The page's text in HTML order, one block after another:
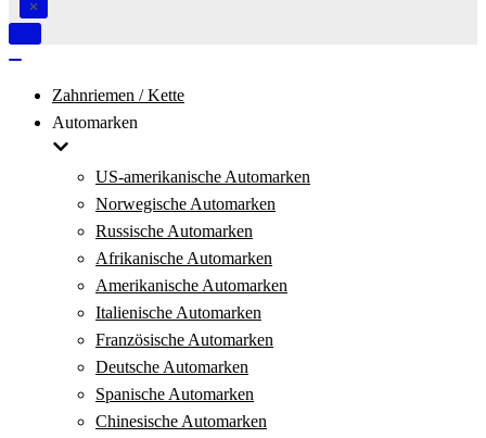
Navigation
Zahnriemen / Kette
Automarken
US-amerikanische Automarken
Norwegische Automarken
Russische Automarken
Afrikanische Automarken
Amerikanische Automarken
Italienische Automarken
Französische Automarken
Deutsche Automarken
Spanische Automarken
Chinesische Automarken